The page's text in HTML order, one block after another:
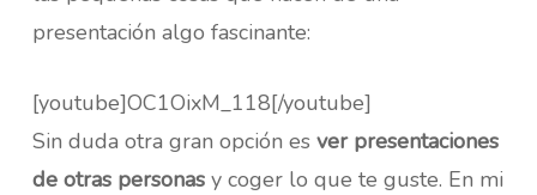
presentación algo fascinante:
[youtube]OC1OixM_118[/youtube]
Sin duda otra gran opción es ver presentaciones
de otras personasy coger lo que te guste. En mi